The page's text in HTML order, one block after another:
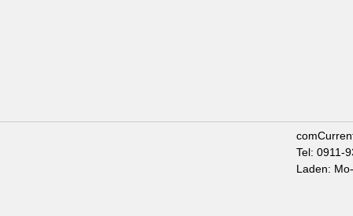
Tel: 0911-
Laden: